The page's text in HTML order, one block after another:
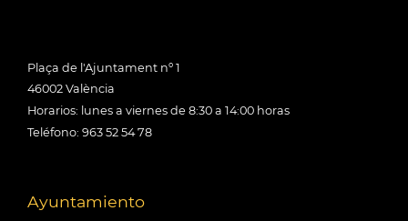
Plaça de l'Ajuntament nº 1
46002 València
Horarios: lunes a viernes de 8:30 a 14:00 horas
Teléfono: 963 52 54 78
Ayuntamiento